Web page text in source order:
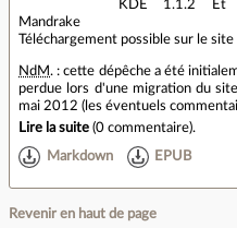
KDE 1.1.2 Et
Mandrake
Téléchargement possible sur le
NdM . : cette dépêche a été
perdue lors d'une migration du
mai 2012 (les éventuels
Lire la suite (0 commentaire).
Markdown EPUB
Revenir en haut de page